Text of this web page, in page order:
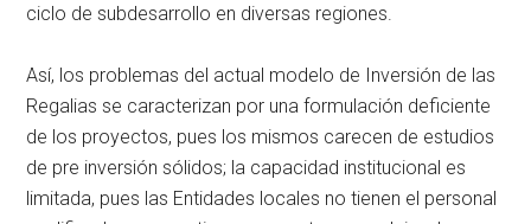
ciclo de subdesarrollo en diversas regiones.
Así, los problemas del actual modelo de Inversión de las
Regalias se caracterizan por una formulación deficiente
de los proyectos, pues los mismos carecen de estudios
de pre inversión sólidos; la capacidad institucional es
limitada, pues las Entidades locales no tienen el personal